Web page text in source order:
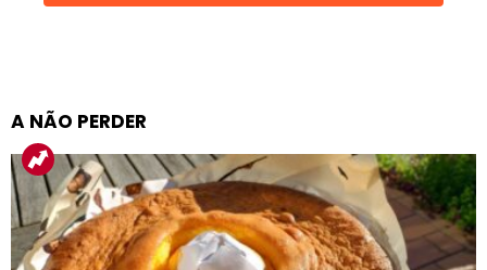
A NÃO PERDER